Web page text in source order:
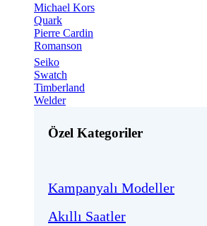
Michael Kors
Quark
Pierre Cardin
Romanson
Seiko
Swatch
Timberland
Welder
Özel Kategoriler
Kampanyalı Modeller
Akıllı Saatler